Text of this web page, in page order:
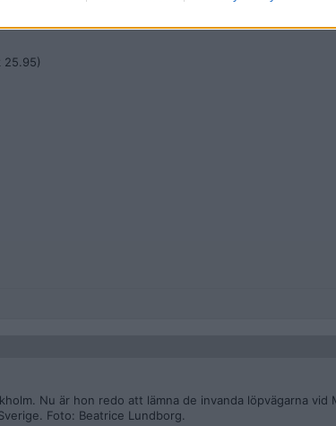
EJM
25.95)
Nu är hon redo att lämna de invanda löpvägarna vid
Foto: Beatrice Lundborg.